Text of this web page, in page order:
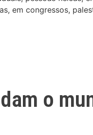
em congressos,
o